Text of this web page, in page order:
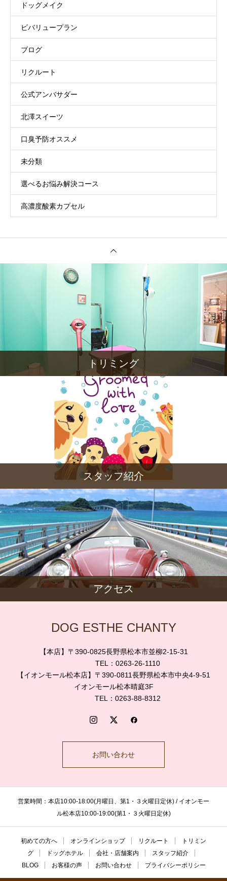
ドッグメイク
ビバリュープラン
ブログ
リクルート
公式アンバサダー
北澤スイーツ
口臭予防オススメ
未分類
選べるお悩み解決コース
高濃度酸素カプセル
トリミング
スタッフ紹介
アクセス
DOG ESTHE CHANTY
【本店】〒390-0825長野県松本市並柳2-15-31
TEL：0263-26-1110
【イオンモール松本店】〒390-0811長野県松本市中央4-9-51
イオンモール松本晴庭3F
TEL：0263-88-8312
お問い合わせ
営業時間：本店10:00-18:00(月曜日、第1・３火曜日定休) / イオンモー
ル松本店10:00-19:00(第1・３火曜日定休)
初めての方へ オンラインショップ リクルート
トリミン
グ
ドッグホテル 会社・店舗案内
スタッフ紹介
BLOG
お客様の声 お問い合わせ プライバシーポリシー